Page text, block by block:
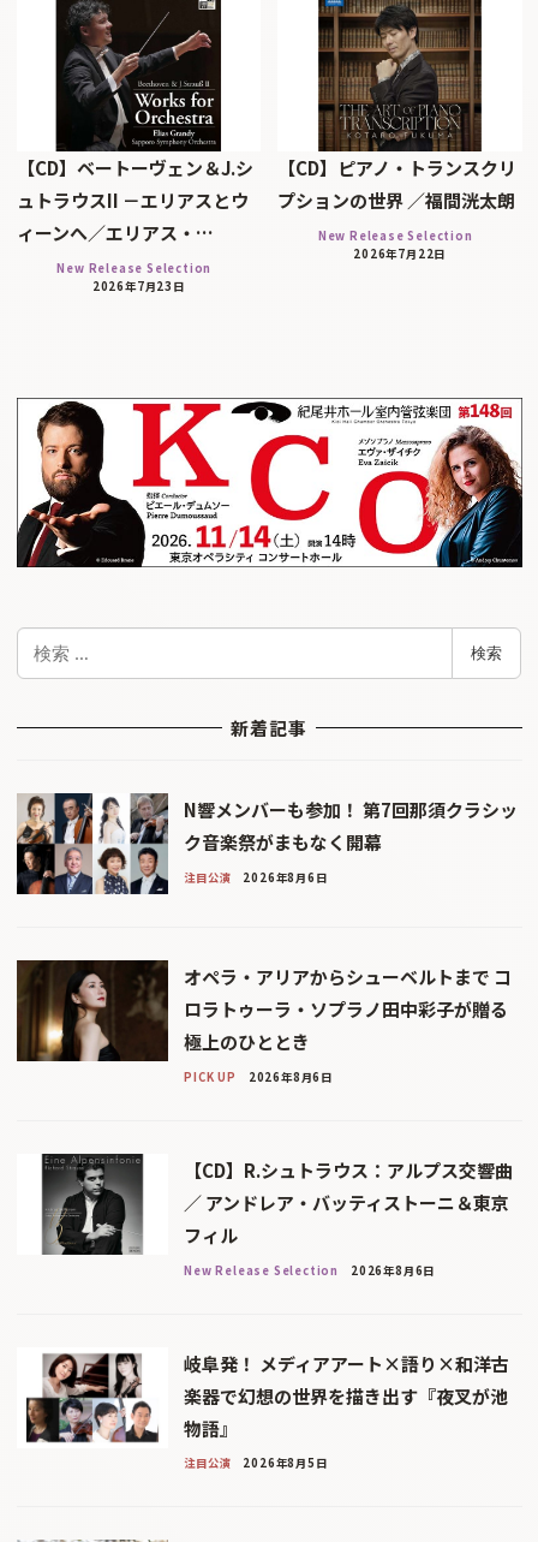
【CD】ベートーヴェン＆J.シ
ュトラウスII －エリアスとウ
ィーンへ／エリアス・…
New Release Selection
2026年7月23日
【CD】ピアノ・トランスクリ
プションの世界 ／福間洸太朗
New Release Selection
2026年7月22日
検
検索
新着記事
N響メンバーも参加！ 第7回那須クラシッ
ク音楽祭がまもなく開幕
注目公演 2026年8月6日
オペラ・アリアからシューベルトまで コ
ロラトゥーラ・ソプラノ田中彩子が贈る
極上のひととき
PICK UP 2026年8月6日
【CD】R.シュトラウス：アルプス交響曲
／ アンドレア・バッティストーニ＆東京
フィル
New Release Selection 2026年8月6日
岐阜発！ メディアアート×語り×和洋古
楽器で幻想の世界を描き出す『夜叉が池
物語』
注目公演 2026年8月5日